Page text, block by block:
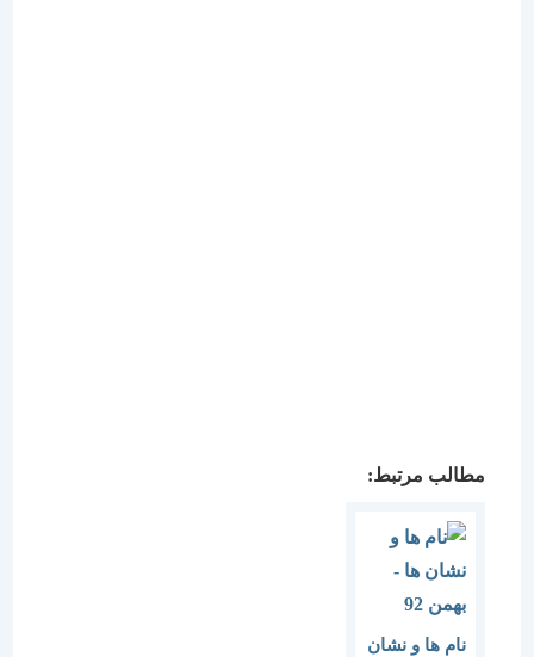
مطالب مرتبط:
نام ها و نشان